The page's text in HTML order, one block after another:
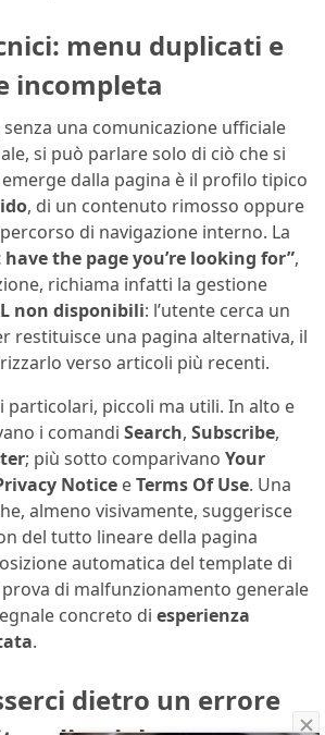
menu duplicati e
incompleta
una comunicazione ufficiale
si può parlare solo di ciò che si
emerge dalla pagina è il profilo tipico
, di un contenuto rimosso oppure
di navigazione interno. La
have the page you’re looking for”,
richiama infatti la gestione
non disponibili: l’utente cerca un
restituisce una pagina alternativa, il
verso articoli più recenti.
particolari, piccoli ma utili. In alto e
i comandi Search, Subscribe,
; più sotto comparivano Your
Notice eTerms Of Use. Una
almeno visivamente, suggerisce
del tutto lineare della pagina
automatica del template di
di malfunzionamento generale
concreto di esperienza
.
dietro un errore